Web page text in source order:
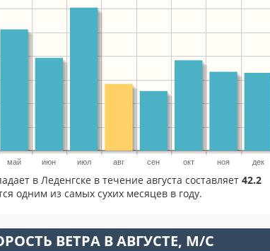
май июн июл авг сен окт ноя дек
в Леденгске в течение августа составляет 42.2
одним из самых сухих месяцев в году.
ВЕТРА В АВГУСТЕ, М/С